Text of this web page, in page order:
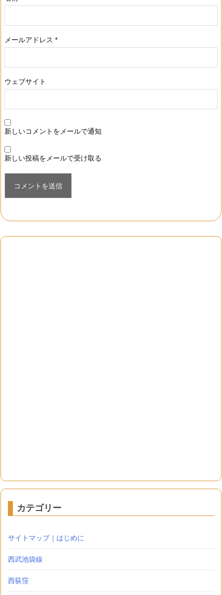
メールアドレス *
ウェブサイト
新しいコメントをメールで通知
新しい投稿をメールで受け取る
カテゴリー
サイトマップ｜はじめに
西武池袋線
西荻窪